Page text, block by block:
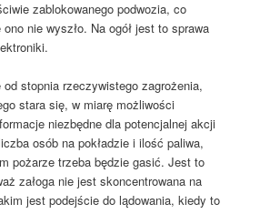
zablokowanego podwozia, co
nie wyszło. Na ogół jest to sprawa
stopnia rzeczywistego zagrożenia,
stara się, w miarę możliwości
niezbędne dla potencjalnej akcji
osób na pokładzie i ilość paliwa,
pożarze trzeba będzie gasić. Jest to
załoga nie jest skoncentrowana na
jest podejście do lądowania, kiedy to